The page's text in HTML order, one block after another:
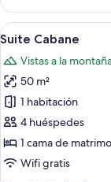
triple
estándar,
balcón
Abrir
todas
las
fotos
de
Suite
Cabane
1
Suite Cabane
Vistas a la
50 m²
1 habitación
4 huéspedes
1 cama de
Wifi gratis